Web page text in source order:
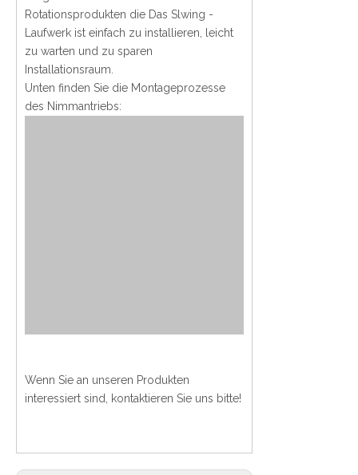
Rotationsprodukten die Das Slwing -
Laufwerk ist einfach zu installieren, leicht
zu warten und zu sparen
Installationsraum.
Unten finden Sie die Montageprozesse
des Nimmantriebs:
Wenn Sie an unseren Produkten
interessiert sind, kontaktieren Sie uns bitte!